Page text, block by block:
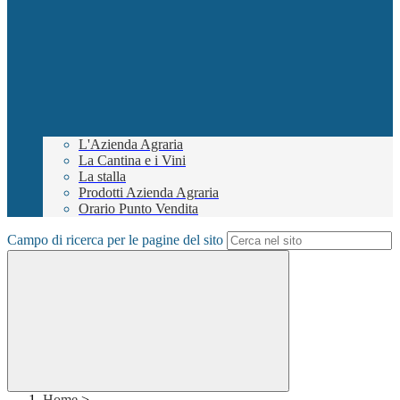
L'Azienda Agraria
La Cantina e i Vini
La stalla
Prodotti Azienda Agraria
Orario Punto Vendita
Campo di ricerca per le pagine del sito